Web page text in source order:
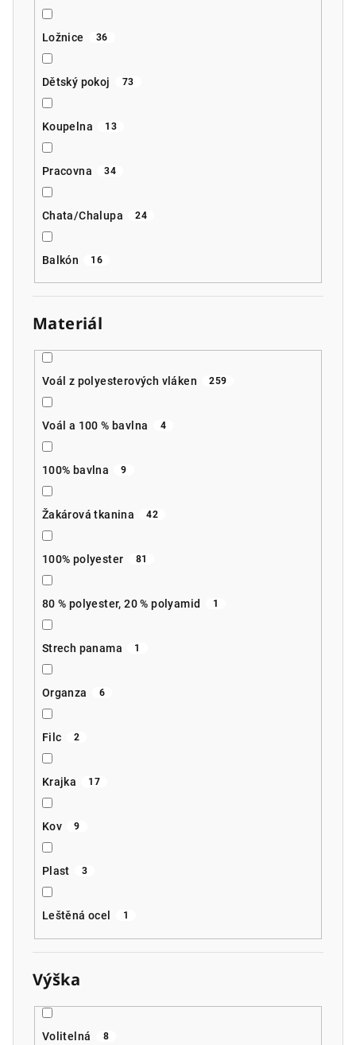
Ložnice 36
Dětský pokoj 73
Koupelna 13
Pracovna 34
Chata/Chalupa 24
Balkón 16
Materiál
Voál z polyesterových vláken 259
Voál a 100 % bavlna 4
100% bavlna 9
Žakárová tkanina 42
100% polyester 81
80 % polyester, 20 % polyamid 1
Strech panama 1
Organza 6
Filc 2
Krajka 17
Kov 9
Plast 3
Leštěná ocel 1
Výška
Volitelná 8